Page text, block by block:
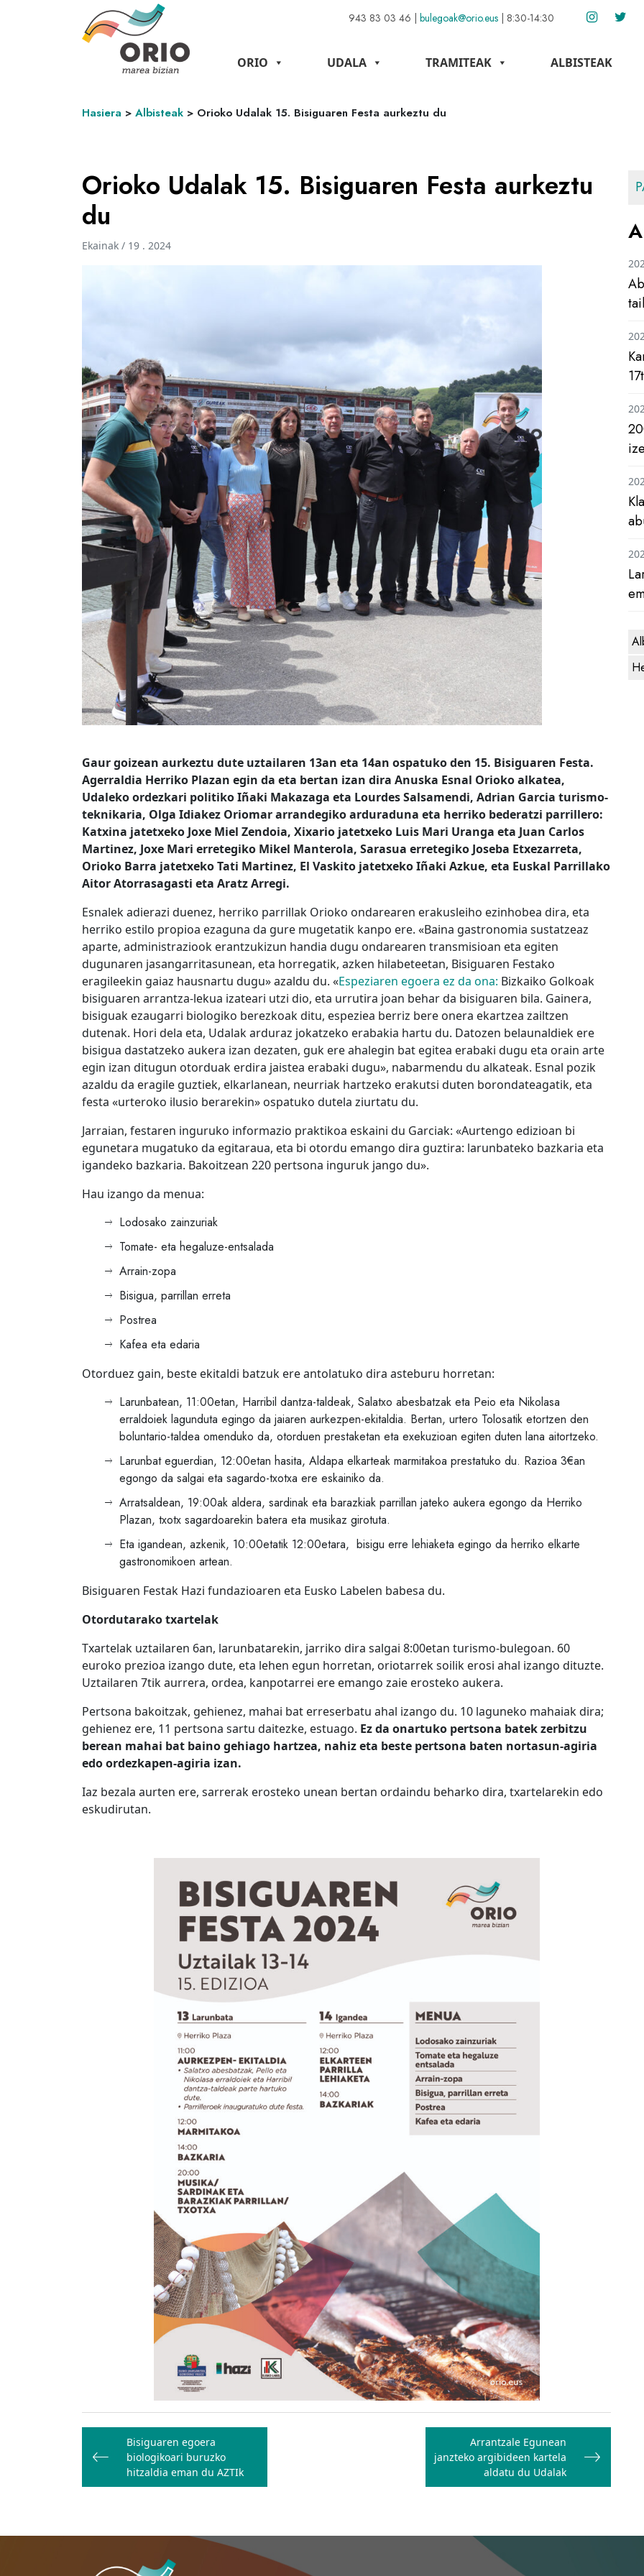
943 83 03 46 | bulegoak@orio.eus | 8:30-14:30
ORIO UDALA TRAMITEAK ALBISTEAK
Hasiera > Albisteak > Orioko Udalak 15. Bisiguaren Festa aurkeztu du
Orioko Udalak 15. Bisiguaren Festa aurkeztu
du
Ekainak / 19 . 2024
Gaur goizean aurkeztu dute uztailaren 13an eta 14an ospatuko den 15. Bisiguaren Festa.
Agerraldia Herriko Plazan egin da eta bertan izan dira Anuska Esnal Orioko alkatea,
Udaleko ordezkari politiko Iñaki Makazaga eta Lourdes Salsamendi, Adrian Garcia turismo-
teknikaria, Olga Idiakez Oriomar arrandegiko arduraduna eta herriko bederatzi parrillero:
Katxina jatetxeko Joxe Miel Zendoia, Xixario jatetxeko Luis Mari Uranga eta Juan Carlos
Martinez, Joxe Mari erretegiko Mikel Manterola, Sarasua erretegiko Joseba Etxezarreta,
Orioko Barra jatetxeko Tati Martinez, El Vaskito jatetxeko Iñaki Azkue, eta Euskal Parrillako
Aitor Atorrasagasti eta Aratz Arregi.
Esnalek adierazi duenez, herriko parrillak Orioko ondarearen erakusleiho ezinhobea dira, eta
herriko estilo propioa ezaguna da gure mugetatik kanpo ere. «Baina gastronomia sustatzeaz
aparte, administraziook erantzukizun handia dugu ondarearen transmisioan eta egiten
dugunaren jasangarritasunean, eta horregatik, azken hilabeteetan, Bisiguaren Festako
eragileekin gaiaz hausnartu dugu» azaldu du. «Espeziaren egoera ez da ona: Bizkaiko Golkoak
bisiguaren arrantza-lekua izateari utzi dio, eta urrutira joan behar da bisiguaren bila. Gainera,
bisiguak ezaugarri biologiko berezkoak ditu, espeziea berriz bere onera ekartzea zailtzen
dutenak. Hori dela eta, Udalak arduraz jokatzeko erabakia hartu du. Datozen belaunaldiek ere
bisigua dastatzeko aukera izan dezaten, guk ere ahalegin bat egitea erabaki dugu eta orain arte
egin izan ditugun otorduak erdira jaistea erabaki dugu», nabarmendu du alkateak. Esnal pozik
azaldu da eragile guztiek, elkarlanean, neurriak hartzeko erakutsi duten borondateagatik, eta
festa «urteroko ilusio berarekin» ospatuko dutela ziurtatu du.
Jarraian, festaren inguruko informazio praktikoa eskaini du Garciak: «Aurtengo edizioan bi
egunetara mugatuko da egitaraua, eta bi otordu emango dira guztira: larunbateko bazkaria eta
igandeko bazkaria. Bakoitzean 220 pertsona inguruk jango du».
Hau izango da menua:
Lodosako zainzuriak
Tomate- eta hegaluze-entsalada
Arrain-zopa
Bisigua, parrillan erreta
Postrea
Kafea eta edaria
Otorduez gain, beste ekitaldi batzuk ere antolatuko dira asteburu horretan:
Larunbatean, 11:00etan, Harribil dantza-taldeak, Salatxo abesbatzak eta Peio eta Nikolasa
erraldoiek lagunduta egingo da jaiaren aurkezpen-ekitaldia. Bertan, urtero Tolosatik etortzen den
boluntario-taldea omenduko da, otorduen prestaketan eta exekuzioan egiten duten lana aitortzeko.
Larunbat eguerdian, 12:00etan hasita, Aldapa elkarteak marmitakoa prestatuko du. Razioa 3€an
egongo da salgai eta sagardo-txotxa ere eskainiko da.
Arratsaldean, 19:00ak aldera, sardinak eta barazkiak parrillan jateko aukera egongo da Herriko
Plazan, txotx sagardoarekin batera eta musikaz girotuta.
Eta igandean, azkenik, 10:00etatik 12:00etara, bisigu erre lehiaketa egingo da herriko elkarte
gastronomikoen artean.
Bisiguaren Festak Hazi fundazioaren eta Eusko Labelen babesa du.
Otordutarako txartelak
Txartelak uztailaren 6an, larunbatarekin, jarriko dira salgai 8:00etan turismo-bulegoan. 60
euroko prezioa izango dute, eta lehen egun horretan, oriotarrek soilik erosi ahal izango dituzte.
Uztailaren 7tik aurrera, ordea, kanpotarrei ere emango zaie erosteko aukera.
Pertsona bakoitzak, gehienez, mahai bat erreserbatu ahal izango du. 10 laguneko mahaiak dira;
gehienez ere, 11 pertsona sartu daitezke, estuago. Ez da onartuko pertsona batek zerbitzu
berean mahai bat baino gehiago hartzea, nahiz eta beste pertsona baten nortasun-agiria
edo ordezkapen-agiria izan.
Iaz bezala aurten ere, sarrerak erosteko unean bertan ordaindu beharko dira, txartelarekin edo
eskudirutan.
Bidalketetan
zehar
nabigatu
Bisiguaren egoera
biologikoari buruzko
hitzaldia eman du AZTIk
Arrantzale Egunean
janzteko argibideen kartela
aldatu du Udalak